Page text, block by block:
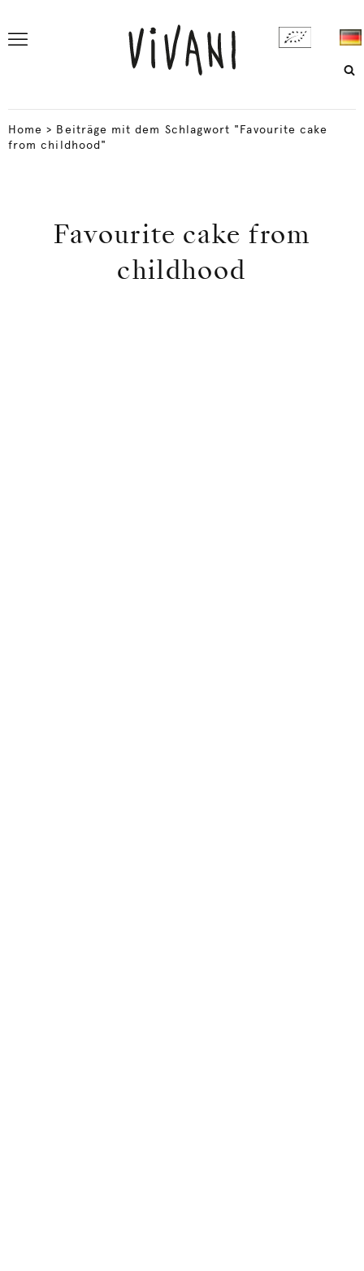
Home > Beiträge mit dem Schlagwort "Favourite cake
from childhood"
Favourite cake from
childhood